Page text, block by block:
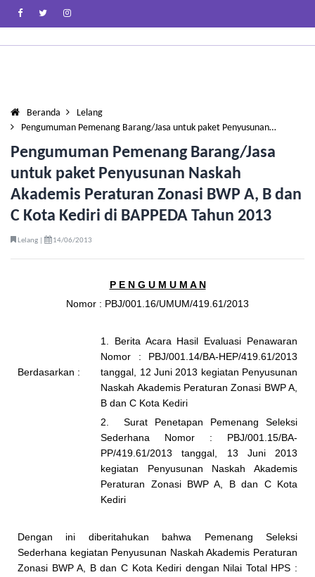
Beranda
Lelang
Pengumuman Pemenang Barang/Jasa untuk paket Penyusunan…
Pengumuman Pemenang Barang/Jasa
untuk paket Penyusunan Naskah
Akademis Peraturan Zonasi BWP A, B dan
C Kota Kediri di BAPPEDA Tahun 2013
Lelang | 14/06/2013
P E N G U M U M A N
Nomor : PBJ/001.16/UMUM/419.61/2013
Berdasarkan :
1. Berita Acara Hasil Evaluasi Penawaran
Nomor : PBJ/001.14/BA-HEP/419.61/2013
tanggal, 12 Juni 2013 kegiatan Penyusunan
Naskah Akademis Peraturan Zonasi BWP A,
B dan C Kota Kediri
2. Surat Penetapan Pemenang Seleksi
Sederhana Nomor : PBJ/001.15/BA-
PP/419.61/2013 tanggal, 13 Juni 2013
kegiatan Penyusunan Naskah Akademis
Peraturan Zonasi BWP A, B dan C Kota
Kediri
Dengan ini diberitahukan bahwa Pemenang Seleksi
Sederhana kegiatan Penyusunan Naskah Akademis Peraturan
Zonasi BWP A, B dan C Kota Kediri dengan Nilai Total HPS :